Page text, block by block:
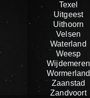
Texel
Uitgeest
Uithoorn
Velsen
Waterland
Weesp
Wijdemeren
Wormerland
Zaanstad
Zandvoort